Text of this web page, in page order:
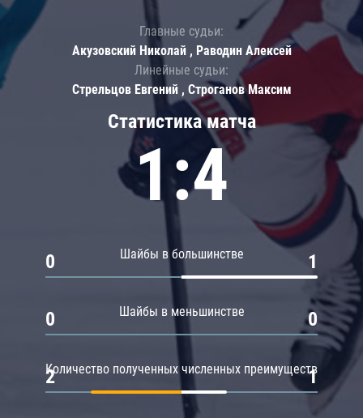
Статистика матча
1:4
Шайбы в большинстве
0 1
Шайбы в меньшинстве
0 0
Количество полученных численных преимуществ
2 1
Главные судьи:
Акузовский Николай , Раводин Алексей
Линейные судьи:
Стрельцов Евгений , Строганов Максим